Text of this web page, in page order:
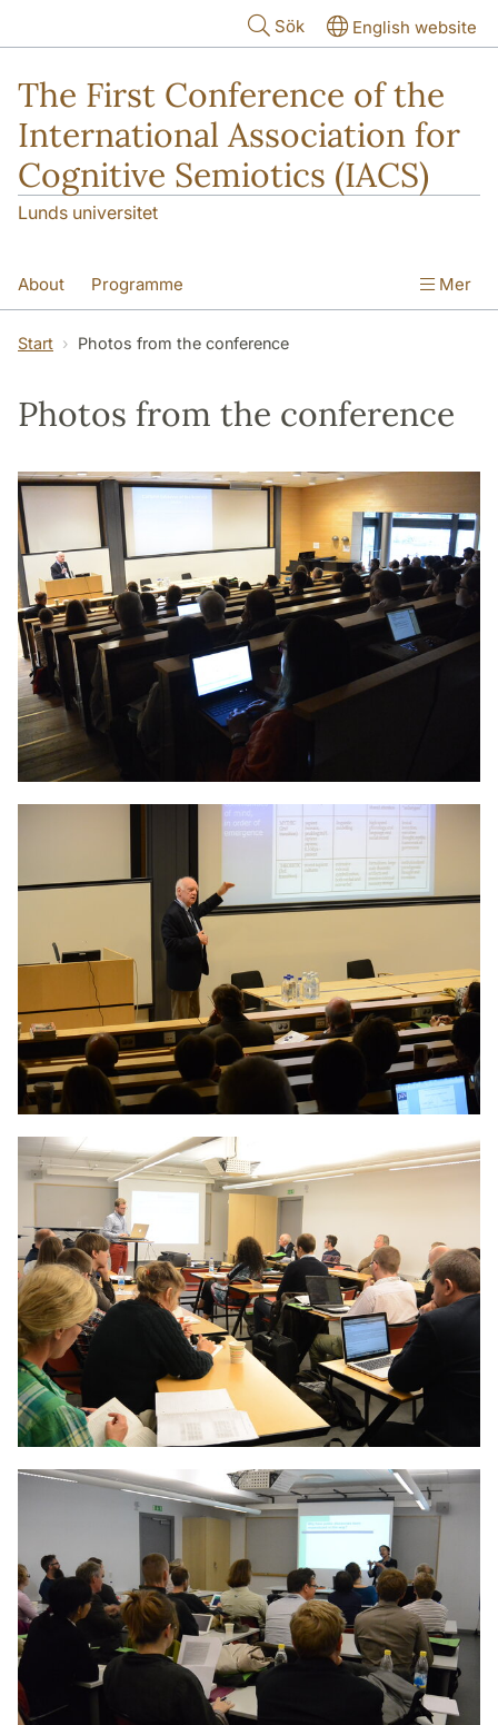
Sök English website
The First Conference of the
International Association for
Cognitive Semiotics (IACS)
Lunds universitet
About Programme
Photos from the conference
Scientific Committee
Mer
Start Photos from the conference
Photos from the conference